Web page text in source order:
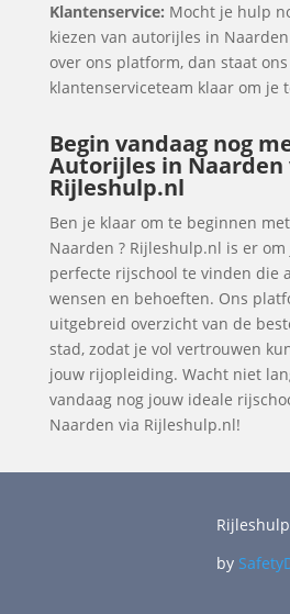
Klantenservice: Mocht je hulp
kiezen van autorijles in
over ons platform, dan staat
klantenserviceteam klaar om je
Begin vandaag nog
Autorijles in Naarden
Rijleshulp.nl
Ben je klaar om te beginnen
Naarden ? Rijleshulp.nl is er
perfecte rijschool te vinden die
wensen en behoeften. Ons
uitgebreid overzicht van de
stad, zodat je vol vertrouwen
jouw rijopleiding. Wacht niet
vandaag nog jouw ideale
Naarden via Rijleshulp.nl!
by